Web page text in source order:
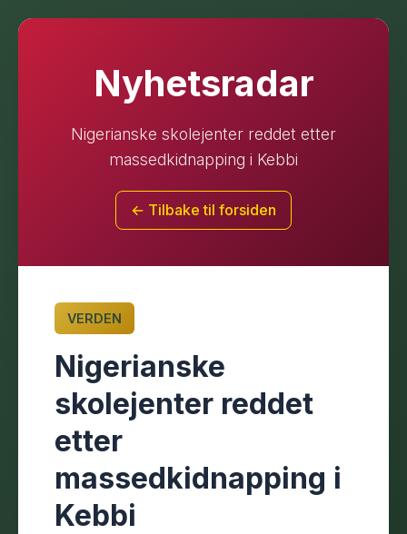
Nyhetsradar
Nigerianske skolejenter reddet etter
massedkidnapping i Kebbi
← Tilbake til forsiden
VERDEN
Nigerianske
skolejenter reddet
etter
massedkidnapping i
Kebbi